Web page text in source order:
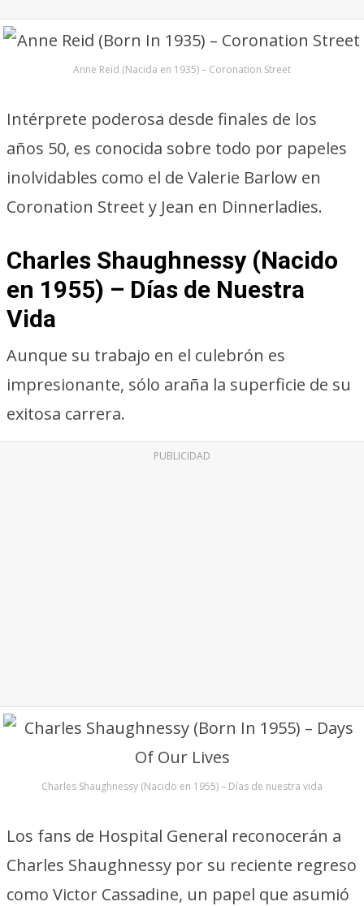
Anne Reid (Nacida en 1935) – Coronation Street
Intérprete poderosa desde finales de los
años 50, es conocida sobre todo por papeles
inolvidables como el de Valerie Barlow en
Coronation Street y Jean en Dinnerladies.
Charles Shaughnessy (Nacido
en 1955) – Días de Nuestra
Vida
Aunque su trabajo en el culebrón es
impresionante, sólo araña la superficie de su
exitosa carrera.
PUBLICIDAD
Charles Shaughnessy (Nacido en 1955) – Días de nuestra vida
Los fans de Hospital General reconocerán a
Charles Shaughnessy por su reciente regreso
como Victor Cassadine, un papel que asumió